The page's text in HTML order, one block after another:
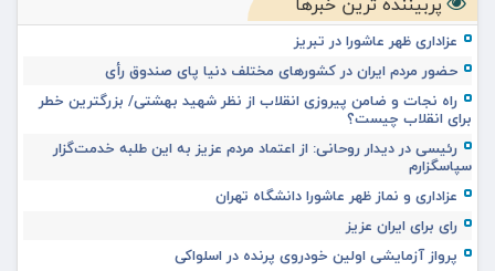
عزاداری ظهر عاشورا در تبریز
حضور مردم ایران در کشورهای مختلف دنیا پای صندوق رأی
راه نجات و ضامن پیروزی انقلاب از نظر شهید بهشتی/ بزرگترین خطر
برای انقلاب چیست؟
رئیسی در دیدار روحانی: از اعتماد مردم عزیز به این طلبه خدمت‌گزار
سپاسگزارم
عزاداری و نماز ظهر عاشورا دانشگاه تهران
رای برای ایران عزیز
پرواز آزمایشی اولین خودروی پرنده در اسلواکی